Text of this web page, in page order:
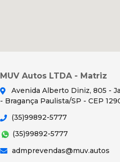
MUV Autos LTDA - Matriz
Avenida Alberto Diniz, 805 -
- Bragança Paulista/SP - CEP
(35)99892-5777
(35)99892-5777
admprevendas@muv.autos